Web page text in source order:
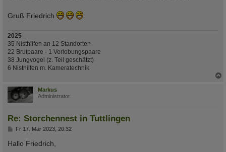
Gruß Friedrich
2025
35 Nisthilfen an 12 Standorten
22 Brutpaare - 1 Verlobungspaare
38 Jungvögel (z. Teil geschätzt)
6 Nisthilfen m. Kameratechnik
Markus
Administrator
Re: Storchennest in Tuttlingen
B
i
t
Fr 17. Mär 2023, 20:32
Hallo Friedrich,